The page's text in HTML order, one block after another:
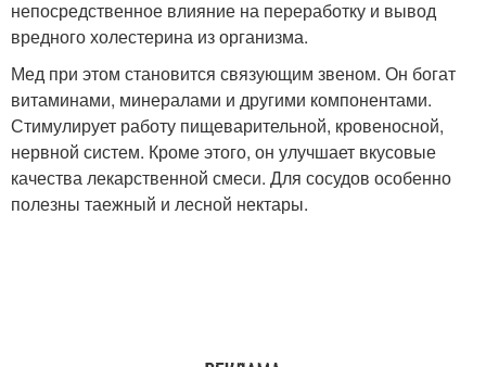
непосредственное влияние на переработку и вывод
вредного холестерина из организма.
Мед при этом становится связующим звеном. Он богат
витаминами, минералами и другими компонентами.
Стимулирует работу пищеварительной, кровеносной,
нервной систем. Кроме этого, он улучшает вкусовые
качества лекарственной смеси. Для сосудов особенно
полезны таежный и лесной нектары.